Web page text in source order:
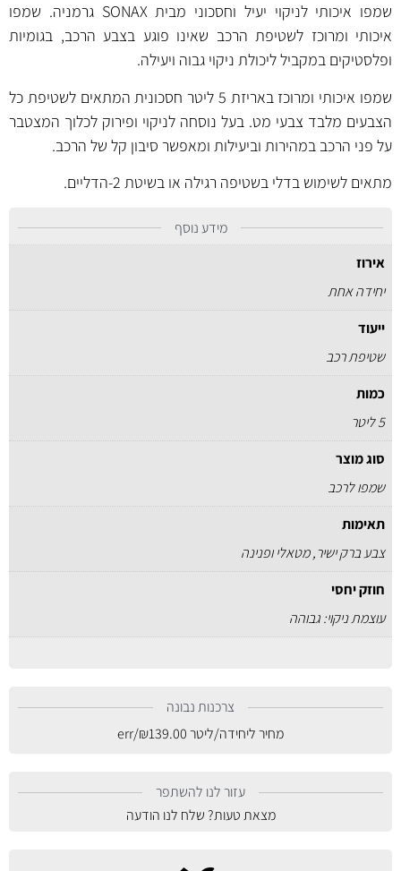
שמפו איכותי לניקוי יעיל וחסכוני מבית SONAX גרמניה. שמפו
איכותי ומרוכז לשטיפת הרכב שאינו פוגע בצבע הרכב, בגומיות
ופלסטיקים במקביל ליכולת ניקוי גבוה ויעילה.
שמפו איכותי ומרוכז באריזת 5 ליטר חסכונית המתאים לשטיפת כל
הצבעים מלבד צבעי מט. בעל נוסחה לניקוי ופירוק לכלוך המצטבר
על פני הרכב במהירות וביעילות ומאפשר סיבון קל של הרכב.
מתאים לשימוש בדלי בשטיפה רגילה או בשיטת 2-הדליים.
מידע נוסף
אירוז
יחידה אחת
ייעוד
שטיפת רכב
כמות
5 ליטר
סוג מוצר
שמפו לרכב
תאימות
צבע ברק ישיר, מטאלי ופנינה
חוזק יחסי
עוצמת ניקוי: גבוהה
צרכנות נבונה
מחיר ליחידה/ליטר
₪139.00
/err
עזור לנו להשתפר
מצאת טעות? שלח לנו הודעה